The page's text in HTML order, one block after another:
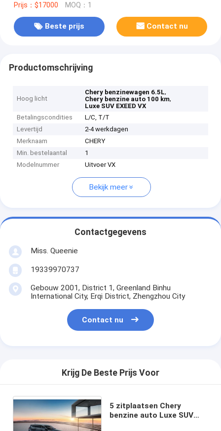
Prijs：$17000 MOQ：1
Beste prijs Contact nu
Productomschrijving
Hoog licht
Chery benzinewagen 6.5L,
Chery benzine auto 100 km,
Luxe SUV EXEED VX
Betalingscondities
L/C, T/T
Levertijd
2-4 werkdagen
Merknaam
CHERY
Min. bestelaantal
1
Modelnummer
Uitvoer VX
Bekijk meer
Contactgegevens
Miss. Queenie
19339970737
Gebouw 2001, District 1, Greenland Binhu
International City, Erqi District, Zhengzhou City
Contact nu
Krijg De Beste Prijs Voor
5 zitplaatsen Chery
benzine auto Luxe SUV